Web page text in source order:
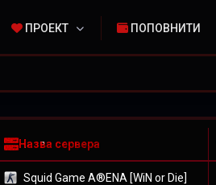
ПРОЕКТ ПОПОВНИТИ
Назва сервера
Squid Game A®ENA [WiN or Die]